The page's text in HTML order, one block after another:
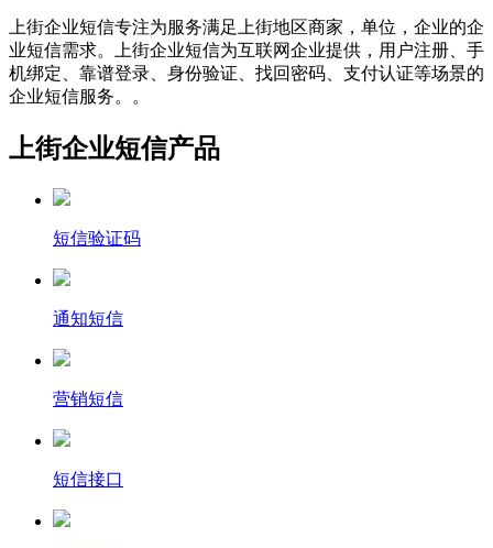
上街企业短信专注为服务满足上街地区商家，单位，企业的企
业短信需求。上街企业短信为互联网企业提供，用户注册、手
机绑定、靠谱登录、身份验证、找回密码、支付认证等场景的
企业短信服务。。
上街企业短信产品
短信验证码
通知短信
营销短信
短信接口